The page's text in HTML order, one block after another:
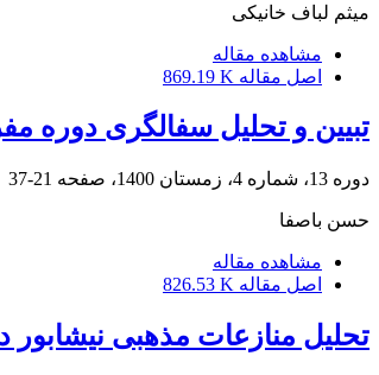
میثم لباف خانیکی
مشاهده مقاله
اصل مقاله 869.19 K
تبیین و تحلیل سفالگری دوره
دوره 13، شماره 4، زمستان 1400، صفحه 21-37
حسن باصفا
مشاهده مقاله
اصل مقاله 826.53 K
تحلیل منازعات مذهبی نیشابور